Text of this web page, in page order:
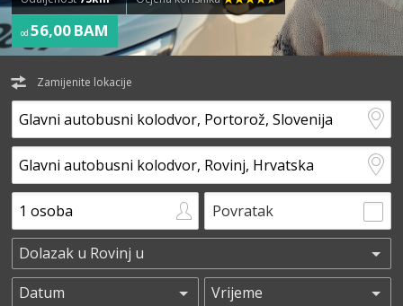
od56,00 BAM
Zamijenite lokacije
Povratak